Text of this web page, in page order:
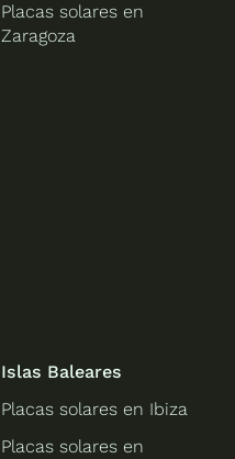
Placas solares en
Zaragoza
Islas Baleares
Placas solares en Ibiza
Placas solares en